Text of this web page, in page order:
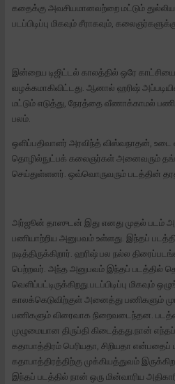
கதைக்கு அவசியமானவற்றை மட்டும்
படப்பிடிப்பு மிகவும் சீராகவும்,
இன்றைய டிஜிட்டல் காலத்தில் ஒரே
வழக்கமாகிவிட்டது. ஆனால் ஹரிஷ்
மட்டும் எடுத்து, நேரத்தை வீணாக்காமல்
பலம்.
ஒளிப்பதிவாளர் அரவிந்த் விஸ்வநாதன், உடை
தொழில்நுட்பக் கலைஞர்கள் அனைவரும்
செய்துள்ளனர். ஒவ்வொருவரும் படத்தின்
அர்ஜூன் தாஸுடன் இது எனது முதல் படம்
பணியாற்றிய அனுபவம் உள்ளது. இந்தப்
நடித்திருக்கிறார். ஹரிஷ் பல நல்ல
பெற்றவர். அந்த அனுபவம் இந்தப் படத்தில்
வெளிப்பட்டிருக்கிறது.படப்பிடிப்பு மிகவும்
காலக்கெடுவிற்குள் அனைத்து பணிகளும்
பணிகளும் விரைவாக நிறைவடைந்தன.
முழுமையான திருப்தி கிடைத்தது.நான்
கதாபாத்திரம் பெரியதா, சிறியதா
கதாபாத்திரத்திற்கு முக்கியத்துவம்
இந்தப் படத்தில் நான் ஒரு மின்வாரிய